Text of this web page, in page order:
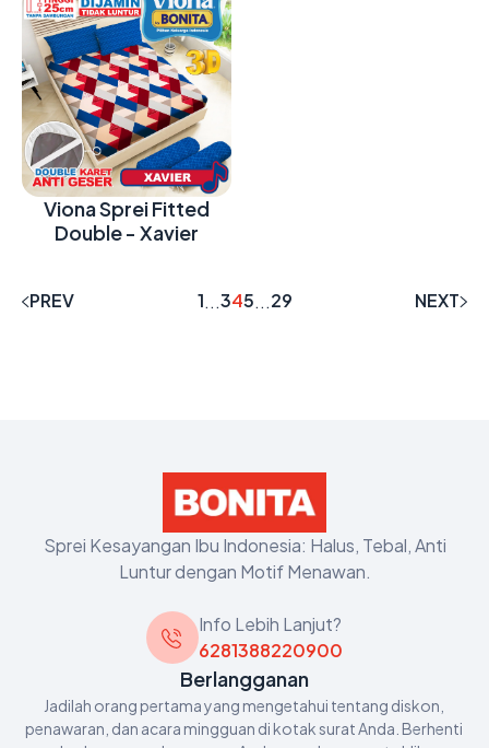
Viona Sprei Fitted
Double - Xavier
PREV 1...345...29 NEXT
Sprei Kesayangan Ibu Indonesia: Halus, Tebal, Anti
Luntur dengan Motif Menawan.
Info Lebih Lanjut?
6281388220900
Berlangganan
Jadilah orang pertama yang mengetahui tentang diskon,
penawaran, dan acara mingguan di kotak surat Anda. Berhenti